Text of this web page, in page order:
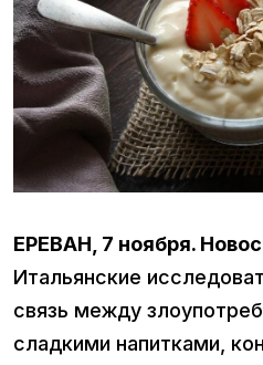
ЕРЕВАН, 7 ноября.
Итальянские
связь между
сладкими напитками,